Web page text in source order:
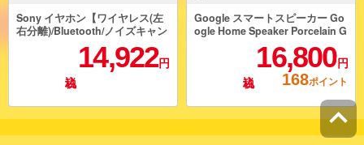
Sony イヤホン【ワイヤレス(左
右分離)/Bluetooth/ノイズキャン
セリング/マイク対応/最大30時
間再生/グラスブルー】 WF-C71
14,922円
Google スマートスピーカー Go
ogle Home Speaker Porcelain G
16,800円
168ポイント